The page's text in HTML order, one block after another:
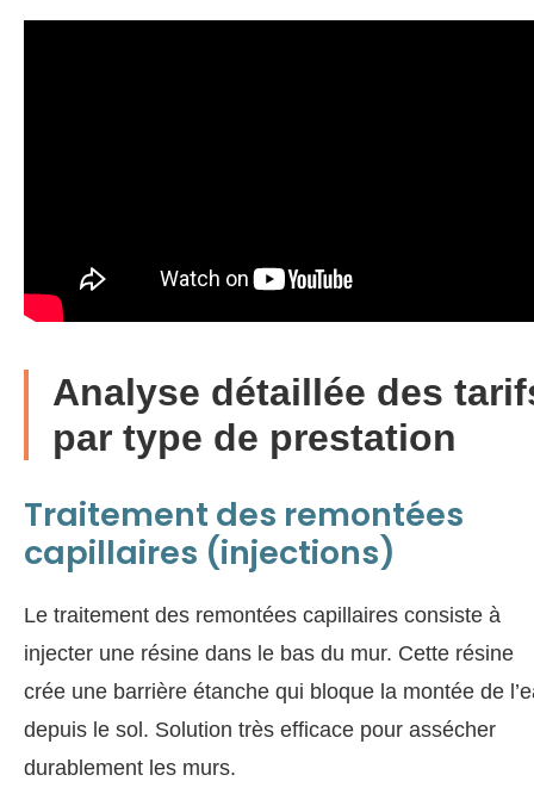
Analyse détaillée des
par type de prestation
Traitement des remontées
capillaires (injections)
Le traitement des remontées capillaires consiste à
injecter une résine dans le bas du mur. Cette résine
crée une barrière étanche qui bloque la montée de
depuis le sol. Solution très efficace pour assécher
durablement les murs.